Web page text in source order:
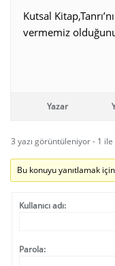
Kutsal
vermemiz
Yazar
3 yazı görüntüleniyor - 1
Bu konuyu yanıtlamak
Kullanıcı adı:
Parola: